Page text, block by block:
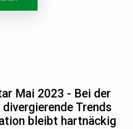
Mai 2023 - Bei der
Trends
bleibt hartnäckig